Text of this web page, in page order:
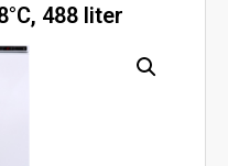
488 liter